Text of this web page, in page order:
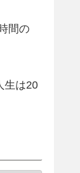
間の
生は20